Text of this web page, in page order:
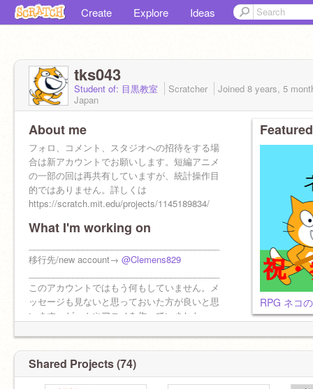
Create Explore Ideas
tks043
Student of: 目黒教室 Scratcher Joined 8 years, 5
Japan
About me
フォロ、コメント、スタジオへの招待をする場
合は新アカウントでお願いします。短編アニメ
の一部の回は再共有していますが、統計操作目
的ではありません。詳しくは
https://scratch.mit.edu/projects/1145189834/
What I'm working on
移行先/new account→ @Clemens829
このアカウントではもう何もしていません。メ
ッセージも見ないと思っておいた方が良いと思
います。ゲームやアニメを作っていました。
RPG ネコ
Shared Projects (74)